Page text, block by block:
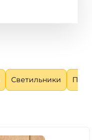
Светильники